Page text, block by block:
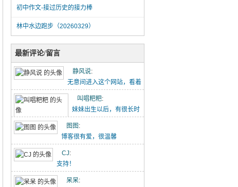
初中作文-接过历史的接力棒
林中水边跑步（20260329）
唱-画画-龙虾啤酒雪糕（20260524）
五古·消化五液歌
重点难点梳理（初一下-2）
初中作文-假期里的那件事
【转】初中语文作文范文20260426
吃冰糖雪梨（20260418）
唱唱的21天阅读打卡（20260418-）
林中水边跑步（20260329）
最新评论/留言
静风说:
无意间进入这个网站，看着
点滴记录的文章能感...
叫唱粑粑:
妹妹出生以后，有很长时
图图 :
博客很有爱，很温馨
CJ:
支持！
呆呆: